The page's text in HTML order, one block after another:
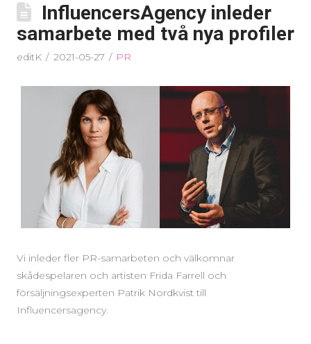
InfluencersAgency inleder
samarbete med två nya profiler
editK 2021-05-27 PR
Vi inleder fler PR-samarbeten och välkomnar
skådespelaren och artisten Frida Farrell och
försäljningsexperten Patrik Nordkvist till
Influencersagency.